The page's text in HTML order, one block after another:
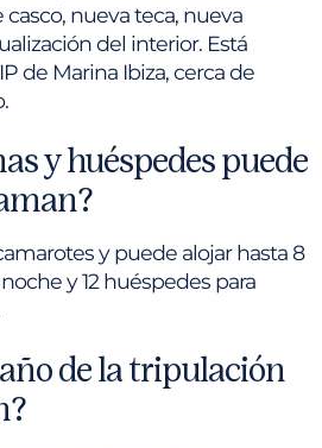
nueva teca, nueva
del interior. Está
de Marina Ibiza, cerca de
y huéspedes puede
y puede alojar hasta 8
y 12 huéspedes para
de la tripulación